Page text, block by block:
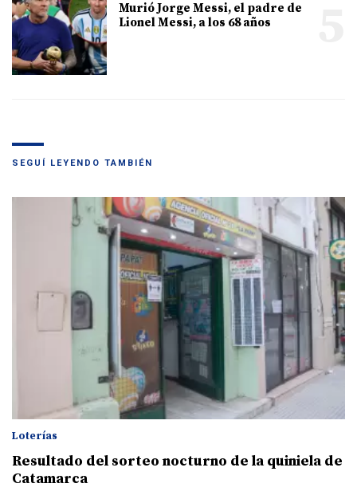
Murió Jorge Messi, el padre de
Lionel Messi, a los 68 años
SEGUÍ LEYENDO TAMBIÉN
Loterías
Resultado del sorteo nocturno de la quiniela de
Catamarca